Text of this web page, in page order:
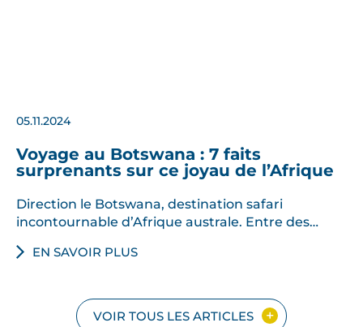
05.11.2024
Voyage au Botswana : 7 faits
surprenants sur ce joyau de l’Afrique
Direction le Botswana, destination safari
incontournable d’Afrique australe. Entre des…
EN SAVOIR PLUS
VOIR TOUS LES ARTICLES